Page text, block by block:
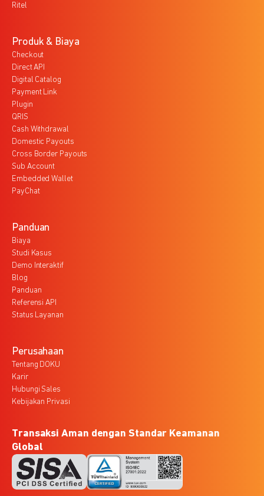
Ritel
Produk & Biaya
Checkout
Direct API
Digital Catalog
Payment Link
Plugin
QRIS
Cash Withdrawal
Domestic Payouts
Cross Border Payouts
Sub Account
Embedded Wallet
PayChat
Panduan
Biaya
Studi Kasus
Demo Interaktif
Blog
Panduan
Referensi API
Status Layanan
Perusahaan
Tentang DOKU
Karir
Hubungi Sales
Kebijakan Privasi
Transaksi Aman dengan Standar Keamanan
Global